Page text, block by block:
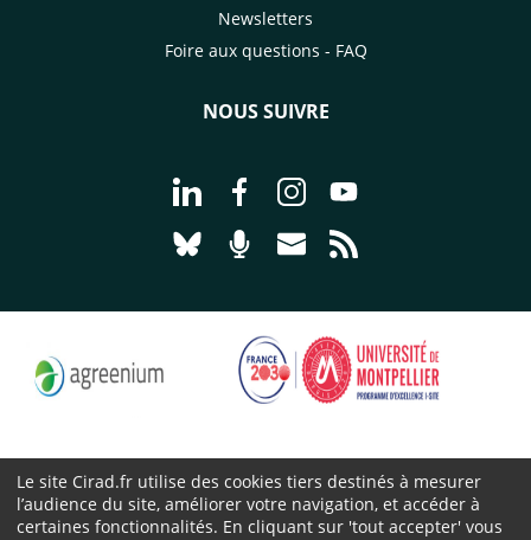
Newsletters
Foire aux questions - FAQ
NOUS SUIVRE
Aller à la page Nous suivre sur
Aller à la page Nous suivre sur
Aller à la page Nous
Aller à la page
Aller à la page Nous suivre sur
Aller à la page Nourrir le
Aller à la page Nous
Cirad 2026 ©
Le site Cirad.fr utilise des cookies tiers destinés à mesurer
l’audience du site, améliorer votre navigation, et accéder à
certaines fonctionnalités. En cliquant sur 'tout accepter' vous